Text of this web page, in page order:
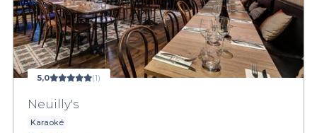
5,0 (1)
Neuilly's
Karaoké